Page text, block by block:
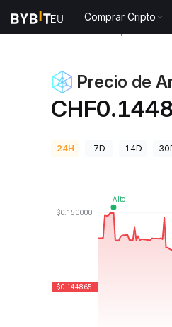
Comprar Cripto
Precio de
24H 7D 14D